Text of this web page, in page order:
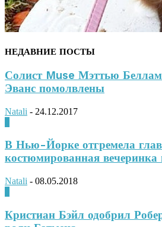
НЕДАВНИЕ ПОСТЫ
Солист Muse Мэттью
Эванс помолвлены
Natali - 24.12.2017
В Нью-Йорке отгремела
костюмированная вечеринка
Natali - 08.05.2018
Кристиан Бэйл одобрил